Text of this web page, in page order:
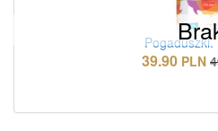
Pogaduszki.
39.90 PLN